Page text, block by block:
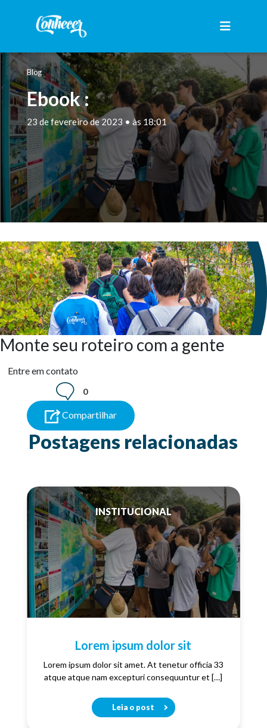
Blog
Ebook :
23 de fevereiro de 2023 • às 18:01
Monte seu roteiro com a gente
Entre em contato
0
Compartilhar
Postagens relacionadas
INSTITUCIONAL
Lorem ipsum dolor sit
Lorem ipsum dolor sit amet. At tenetur officia 33
atque atque nam excepturi consequuntur et […]
Leia o post